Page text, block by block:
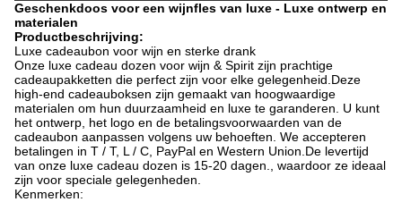
Geschenkdoos voor een wijnfles van luxe - Luxe ontwerp en
materialen
Productbeschrijving:
Luxe cadeaubon voor wijn en sterke drank
Onze luxe cadeau dozen voor wijn & Spirit zijn prachtige
cadeaupakketten die perfect zijn voor elke gelegenheid.Deze
high-end cadeauboksen zijn gemaakt van hoogwaardige
materialen om hun duurzaamheid en luxe te garanderen. U kunt
het ontwerp, het logo en de betalingsvoorwaarden van de
cadeaubon aanpassen volgens uw behoeften. We accepteren
betalingen in T / T, L / C, PayPal en Western Union.De levertijd
van onze luxe cadeau dozen is 15-20 dagen., waardoor ze ideaal
zijn voor speciale gelegenheden.
Kenmerken: